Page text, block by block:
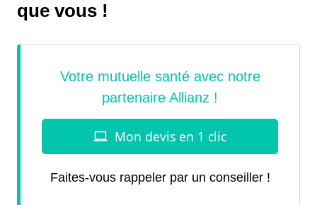
que vous !
Faites-vous rappeler par un conseiller !